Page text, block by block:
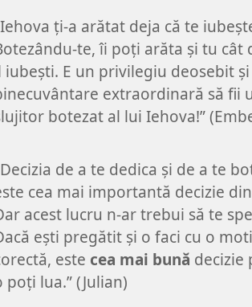
ți-a arătat deja că te
te, îi poți arăta și tu cât
iubești. E un privilegiu deosebit
extraordinară să fii
botezat al lui Iehova!”
de a te dedica și de a te
cea mai importantă decizie
acest lucru n-ar trebui să te
ești pregătit și o faci cu o
este cea mai bună decizie
poți lua.” (Julian)